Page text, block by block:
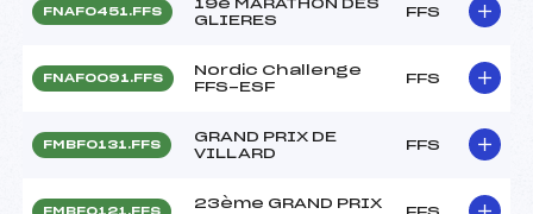
FNAF0451.FFS
19è MARATHON DES
GLIERES
FFS
FNAF0091.FFS
Nordic Challenge
FFS-ESF
FFS
FMBF0131.FFS
GRAND PRIX DE
VILLARD
FFS
FMBF0121.FFS
23ème GRAND PRIX
FFS